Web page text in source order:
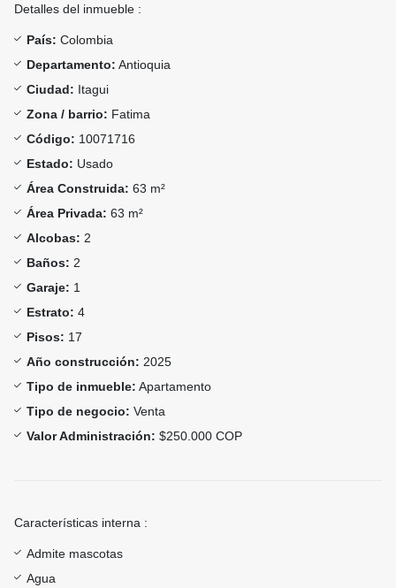
Detalles del inmueble :
País: Colombia
Departamento: Antioquia
Ciudad: Itagui
Zona / barrio: Fatima
Código: 10071716
Estado: Usado
Área Construida: 63 m²
Área Privada: 63 m²
Alcobas: 2
Baños: 2
Garaje: 1
Estrato: 4
Pisos: 17
Año construcción: 2025
Tipo de inmueble: Apartamento
Tipo de negocio: Venta
Valor Administración: $250.000 COP
Características interna :
Admite mascotas
Agua